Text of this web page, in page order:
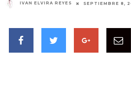
IVAN ELVIRA REYES SEPTIEMBRE 8,